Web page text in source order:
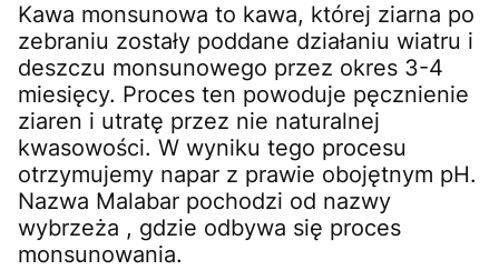
Kawa monsunowa to kawa, której ziarna po
zebraniu zostały poddane działaniu wiatru i
deszczu monsunowego przez okres 3-4
miesięcy. Proces ten powoduje pęcznienie
ziaren i utratę przez nie naturalnej
kwasowości. W wyniku tego procesu
otrzymujemy napar z prawie obojętnym pH.
Nazwa Malabar pochodzi od nazwy
wybrzeża , gdzie odbywa się proces
monsunowania.